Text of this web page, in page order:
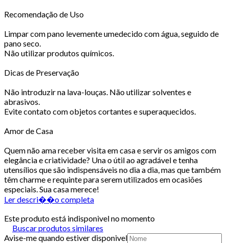
Recomendação de Uso
Limpar com pano levemente umedecido com água, seguido de
pano seco.
Não utilizar produtos químicos.
Dicas de Preservação
Não introduzir na lava-louças. Não utilizar solventes e
abrasivos.
Evite contato com objetos cortantes e superaquecidos.
Amor de Casa
Quem não ama receber visita em casa e servir os amigos com
elegância e criatividade? Una o útil ao agradável e tenha
utensílios que são indispensáveis no dia a dia, mas que também
têm charme e requinte para serem utilizados em ocasiões
especiais. Sua casa merece!
Ler descri��o completa
Este produto está indisponivel no momento
Buscar produtos similares
Avise-me quando estiver disponivel